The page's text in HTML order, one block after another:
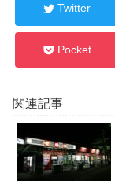
Twitter
Pocket
関連記事